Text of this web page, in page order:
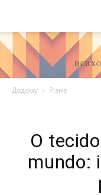
Додому Різне
O
mundo: